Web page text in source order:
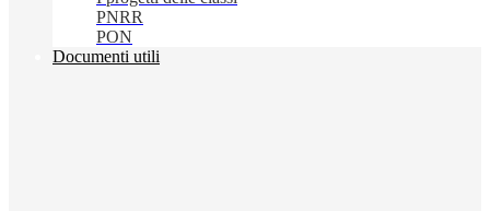
PNRR
PON
Documenti utili